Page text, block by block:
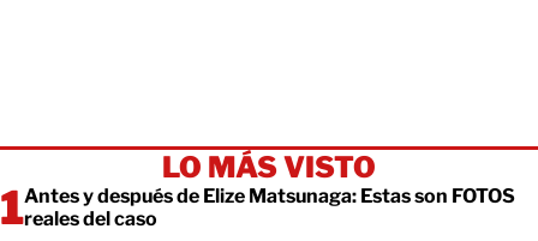
LO MÁS VISTO
Antes y después de Elize Matsunaga: Estas son FOTOS
reales del caso